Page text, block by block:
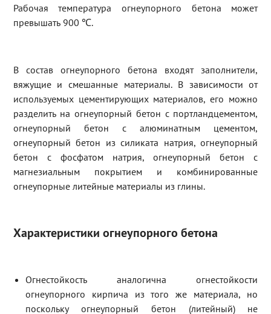
Рабочая температура огнеупорного бетона может
превышать 900 ℃.
В состав огнеупорного бетона входят заполнители,
вяжущие и смешанные материалы. В зависимости от
используемых цементирующих материалов, его можно
разделить на огнеупорный бетон с портландцементом,
огнеупорный бетон с алюминатным цементом,
огнеупорный бетон из силиката натрия, огнеупорный
бетон с фосфатом натрия, огнеупорный бетон с
магнезиальным покрытием и комбинированные
огнеупорные литейные материалы из глины.
Характеристики огнеупорного бетона
Огнестойкость аналогична огнестойкости
огнеупорного кирпича из того же материала, но
поскольку огнеупорный бетон (литейный) не